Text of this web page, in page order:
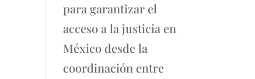
para garantizar el
acceso a la justicia en
México desde la
coordinación entre